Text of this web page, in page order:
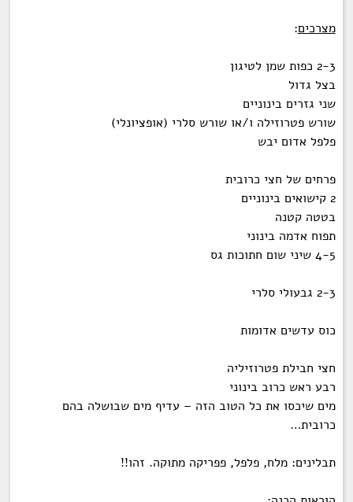
מצרכים:
2-3 כפות שמן לטיגון
בצל גדול
שני גזרים בינוניים
שורש פטרוזילה ו/או שורש סלרי (אופציונלי)
פלפל אדום יבש
פרחים של חצי כרובית
2 קישואים בינוניים
בטטה קטנה
תפוח אדמה בינוני
4-5 שיני שום חתוכות גס
2-3 גבעולי סלרי
כוס עדשים אדומות
חצי חבילת פטרוזיליה
רבע ראש כרוב בינוני
מים שיכסו את כל הטוב הזה – עדיף מים שבושלה בהם
כרובית…
תבלינים: מלח, פלפל, פפריקה מתוקה. זהו!!